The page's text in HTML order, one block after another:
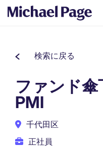
検索に戻る
ファンド
PMI
千代田区
正社員